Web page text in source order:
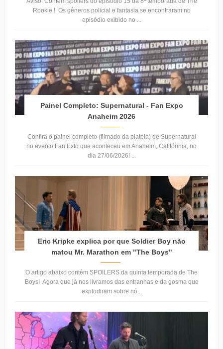
Rookie ! Os gêneros policial e fantasia se encontraram no
episódio exibido no ...
Painel Completo: Supernatural - Fan Expo
Anaheim 2026
Confira o painel completo (filmado da platéia) de Supernatural
no evento Fan Exto que aconteceu em Anaheim, Califórinia, no
dia 27/06/2026! ...
Eric Kripke explica por que Soldier Boy não
matou Mr. Marathon em "The Boys"
O artigo abaixo contêm SPOILERS da quinta temporada de The
Boys! Agora que já nos livramos das entranhas e da gosma que
explodiram sobre nó...